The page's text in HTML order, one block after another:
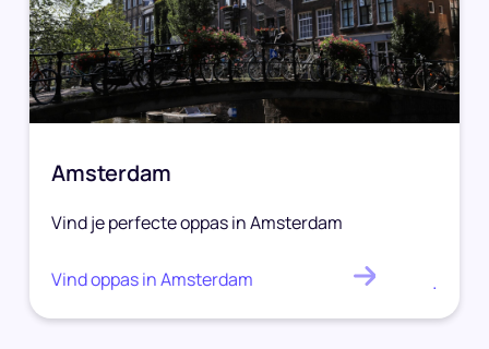
Amsterdam
Vind je perfecte oppas in Amsterdam
Vind oppas in Amsterdam .